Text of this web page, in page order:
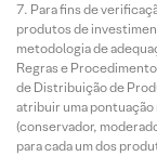
Para fins de
produtos de
metodologia de
Regras e
de Distribuição de
atribuir uma pontuação
(conservador,
para cada um dos